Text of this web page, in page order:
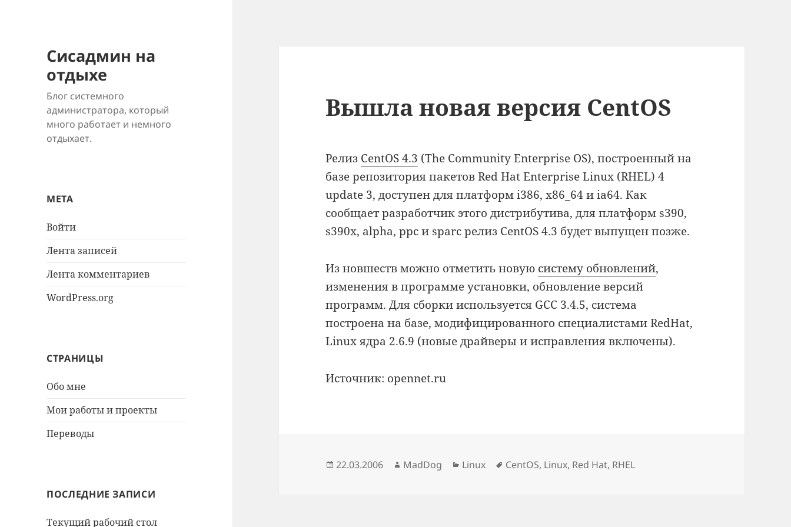
Сисадмин на
отдыхе
Блог системного
администратора, который
много работает и немного
отдыхает.
МЕТА
Войти
Лента записей
Лента комментариев
WordPress.org
СТРАНИЦЫ
Обо мне
Мои работы и проекты
Переводы
ПОСЛЕДНИЕ ЗАПИСИ
Текущий рабочий стол
Вышла новая версия CentOS
Релиз CentOS 4.3 (The Community Enterprise OS), построенный на
базе репозитория пакетов Red Hat Enterprise Linux (RHEL) 4
update 3, доступен для платформ i386, x86_64 и ia64. Как
сообщает разработчик этого дистрибутива, для платформ s390,
s390x, alpha, ppc и sparc релиз CentOS 4.3 будет выпущен позже.
Из новшеств можно отметить новую систему обновлений,
изменения в программе установки, обновление версий
программ. Для сборки используется GCC 3.4.5, система
построена на базе, модифицированного специалистами RedHat,
Linux ядра 2.6.9 (новые драйверы и исправления включены).
Источник: opennet.ru
Опубликовано
22.03.2006 Автор
MadDog Рубрики
Linux Метки
CentOS, Linux, Red Hat, RHEL